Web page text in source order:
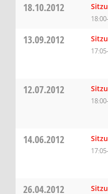
18.10.2012
13.09.2012
12.07.2012
14.06.2012
26.04.2012